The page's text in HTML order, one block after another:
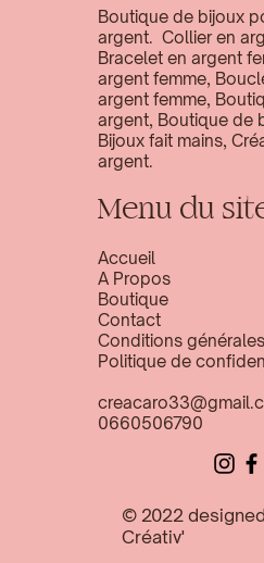
Boutique de bijoux
argent. Collier en
Bracelet en argent
argent femme,
argent femme,
argent, Boutique de
Bijoux fait mains,
argent.
Menu du
Accueil
A Propos
Boutique
Contact
Conditions
Politique de
0660506790
© 2022
Créativ'